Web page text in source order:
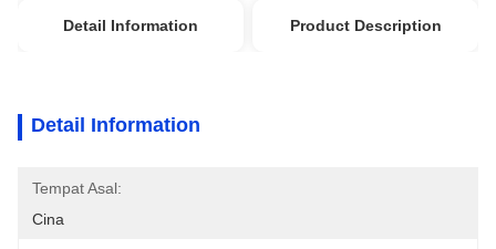
Detail Information Product Description
Detail Information
Tempat Asal:
Cina